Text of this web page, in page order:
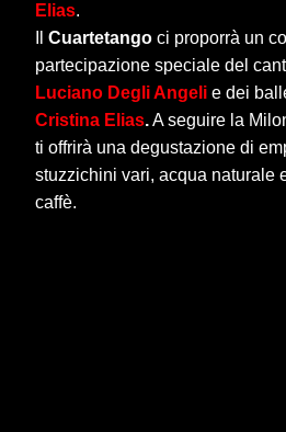
Elias.
IlCuartetango ci proporrà un
partecipazione speciale del
Luciano Degli Angeli e dei
Cristina Elias.A seguire la
ti offrirà una degustazione di
stuzzichini vari, acqua naturale
caffè.